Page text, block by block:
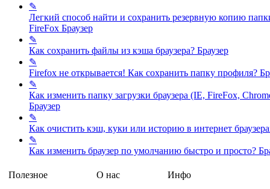
✎
Легкий способ найти и сохранить резервную копию
FireFox Браузер
✎
Как сохранить файлы из кэша браузера? Браузер
✎
Firefox не открывается! Как сохранить папку профиля?
✎
Как изменить папку загрузки браузера (IE, FireFox,
Браузер
✎
Как очистить кэш, куки или историю в интернет
✎
Как изменить браузер по умолчанию быстро и просто?
Полезное
О нас
Инфо